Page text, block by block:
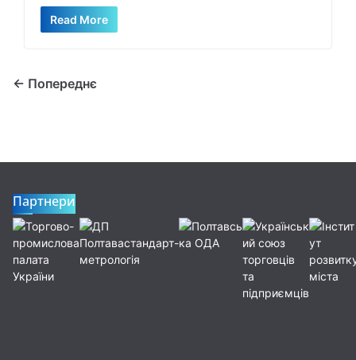
Read More
← Попереднє
Партнери